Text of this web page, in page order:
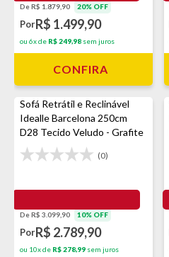
De R$ 1.879,90 20% OFF
PorR$ 1.499,90
ou 6x de R$ 249,98 sem juros
CONFIRA
Sofá Retrátil e Reclinável
Idealle Barcelona 250cm
D28 Tecido Veludo - Grafite
(0)
De R$ 3.099,90 10% OFF
PorR$ 2.789,90
ou 10x de R$ 278,99 sem juros